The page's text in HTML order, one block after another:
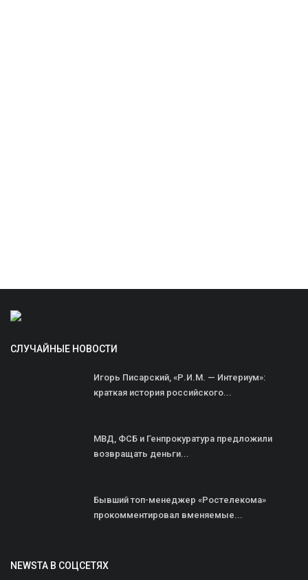
СЛУЧАЙНЫЕ НОВОСТИ
Игорь Писарский, «Р.И.М. — Интериум»:
краткая история российского...
МВД, ФСБ и Генпрокуратура предложили
возвращать деньги...
Бывший топ-менеджер «Ростелекома»
прокомментировал вменяемые...
NEWSTA В СОЦСЕТЯХ